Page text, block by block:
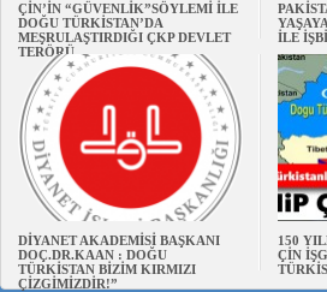
ÇİN’İN “GÜVENLİK”SÖYLEMİ İLE
DOĞU TÜRKİSTAN’DA
MEŞRULAŞTIRDIĞI ÇKP DEVLET
TERÖRÜ
İLE
DİYANET AKADEMİSİ BAŞKANI
DOÇ.DR.KAAN : DOĞU
TÜRKİSTAN BİZİM KIRMIZI
ÇİZGİMİZDİR!”
150
ÇİN